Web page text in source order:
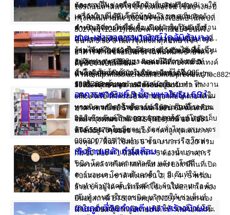
109ถนนลาดพร้าว แขวงคลองจั่น เขตบางกะปิ
กรุงเทพมหานคร 10240รายละเอียดบ้านเลขที่
3027(เก่า128/1)เป็นอาคารพาณิชย์4ชั้นครึ่ง
ขนาด 3.50*8 เมตรจุดสังเกตุหันหน้าเข้า
อาคาร ด้านซ้ายเป็นเซเว่นหันหน้าเข้าอาคาร
ด้านขวาเป็นคลีนิค
ทำฟันhttp://files.acrobat.com/a/preview/
3032-468b-afea-a97de8d405d4
และของอื่นๆ เครื่องซักผ้าหยอดเหรียญ 3
เครื่อง(รายได้ดี) โต๊ะม้าหิน 3 ชุด สามารถ
ดำเนินกิจการต่อได้เลย เปิดขายทุกวัน เซ้งร้าน
เนื่องจากเจ้าของร้านไม่มีเวลาดูแล เข้ามาดูที่
ร้านได้ทุกวัน ราคาพูดคุยต่อรองกันได้ ที่ตั้งร้าน
อยู่เพชรเกษม 102 บางแคเหนือ กรุงเทพ ฯ
สนใจติดต่อสอบถามรายละเอียดได้ที่ 085-
1936233 คุณนุช
ขาย-เช่า อาคารพาณิชย์ ใกล้นิด้าบางกะปิตั้งห่างถนนใหญ่100เมตร เป็นออฟฟิศได้
อาคารพาณิชย์3ชั้นครึ่ง 2 ห้องนอน 3 ห้องน้ำ
อยู่ในชอยเสรีไทย11 จอดรถได้สองคัน มีแทงค์
น้ำและปั้มน้ำ ชั้นล่างด้านหน้ากั้นกระจก ปูกก
ระเบื้องทุกชั้น สภาพดีพร้อมอยู่สามารถ ทำ
office หรือ หิ้วกระเป๋าเข้าอยู่อาศัยได้เลย เดิน
ทางสะดวกใกล้ป้ายรถเมย์ ให้เช่า 1หมื่น/เดือน
สนใจโทรสอบถาม 092-507-9995 และ 081-
174-5547 คุณเล็ก
อาคารพาณิชย์ 5 ชั้น พหลโยธิน 69 ใกล้ BTS (N19) กั้น 10 ห้อง พร้อมอยู่ เจ้าของขายเอง
อาคารพาณิชย์ 5 ชั้น พหลโยธิน 69 สะพาน
ใหม่ กรุงเทพฯ ใกล้ BTS (N19) กั้น 10 ห้อง
พร้อมอยู่ เจ้าของขายเอง ราคาถูกจุดเด่นการ
ลงทุน 1. พื้นที่ใช้สอย 5 ชั้น มากกว่า 320 ตรม
กั้น 10 ห้อง + 1 ห้องครัว + 5 ห้องน้ำ อาคารรี
โนเวทแล้ว สไตล์ Minimal and Loft มีพื้นที่เปิด
รับแสงธรรมชาติ ตั้งแต่ชั้น 2, 3 , 4 , 5 พร้อม
ย้ายเข้าอยู่ได้ ชั้นดาดฟ้าใช้งานได้2. ทำเลทอง
ยืนอยู่สถานี BTS สายหยุด (N19) ขาออก มอง
เห็นเด่นชัด ดูจากรูปถ่ายอาคาร - หน้าอาคาร
เซ้งร้านเหล้า ทำเลสีลม
ขายถูก ที่ดินทำเลดี เหมาะสร้างบ้านขาย ใกล้ซีเกท อ.สูงเนิน โคราช